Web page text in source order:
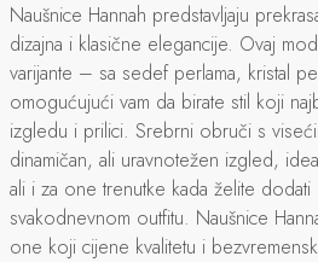
Naušnice Hannah predstavljaju
dizajna i klasične elegancije. Ovaj
varijante – sa sedef perlama, kristal
omogućujući vam da birate stil koji
izgledu i prilici. Srebrni obruči s
dinamičan, ali uravnotežen izgled,
ali i za one trenutke kada želite
svakodnevnom outfitu. Naušnice
one koji cijene kvalitetu i